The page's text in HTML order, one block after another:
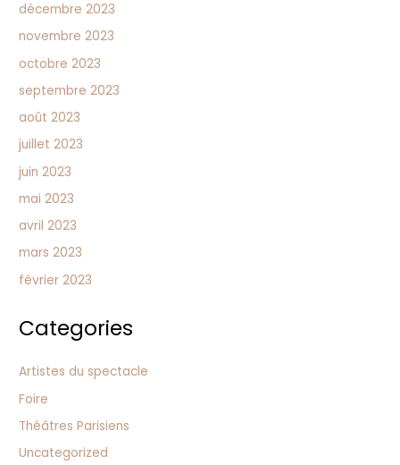
décembre 2023
novembre 2023
octobre 2023
septembre 2023
août 2023
juillet 2023
juin 2023
mai 2023
avril 2023
mars 2023
février 2023
Categories
Artistes du spectacle
Foire
Théâtres Parisiens
Uncategorized